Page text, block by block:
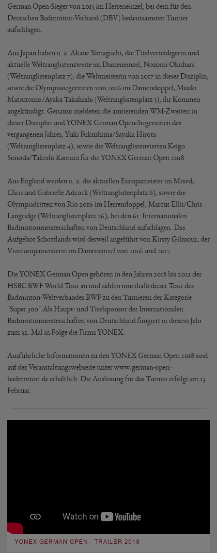
German Open-Sieger von 2015 im Herreneinzel, bei dem für den
Deutschen Badminton-Verband (DBV) bedeutsamsten Turnier
aufschlagen.
Aus Japan haben u. a. Akane Yamaguchi, die Titelverteidigerin und
aktuelle Weltranglistenzweite im Dameneinzel, Nozomi Okuhara
(Weltranglistenplatz 7), die Weltmeisterin von 2017 in dieser Disziplin,
sowie die Olympiasiegerinnen von 2016 im Damendoppel, Misaki
Matsutomo/Ayaka Takahashi (Weltranglistenplatz 3), ihr Kommen
angekündigt. Genauso meldeten die amtierenden WM-Zweiten in
dieser Disziplin und YONEX German Open-Siegerinnen des
vergangenen Jahres, Yuki Fukushima/Sayaka Hirota
(Weltranglistenplatz 4), sowie die Weltranglistenvierten Keigo
Sonoda/Takeshi Kamura für die YONEX German Open 2018.
Aus England werden u. a. die aktuellen Europameister im Mixed,
Chris und Gabrielle Adcock (Weltranglistenplatz 6), sowie die
Olympiadritten von Rio 2016 im Herrendoppel, Marcus Ellis/Chris
Langridge (Weltranglistenplatz 26), bei den 61. Internationalen
Badmintonmeisterschaften von Deutschland aufschlagen. Das
Aufgebot Schottlands wird derweil angeführt von Kirsty Gilmour, der
Vizeeuropameisterin im Dameneinzel von 2016 und 2017.
Die YONEX German Open gehören in den Jahren 2018 bis 2021 der
HSBC BWF World Tour an und zählen innerhalb dieser Tour des
Badminton-Weltverbandes BWF zu den Turnieren der Kategorie
"Super 300".Als Haupt- und Titelsponsor der Internationalen
Badmintonmeisterschaften von Deutschland fungiert in diesem Jahr
zum 32. Mal in Folge die Firma YONEX.
Ausführliche Informationen zu den YONEX German Open 2018 sind
auf der Veranstaltungswebseite unter www.german-open-
badminton.de erhältlich. Die Auslosung für das Turnier erfolgt am 13.
Februar.
YONEX GERMAN OPEN - TRAILER 2018